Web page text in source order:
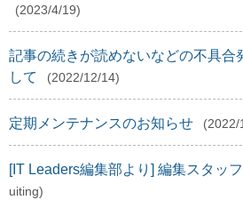
(2023/4/19)
記事の続きが読めないなどの不具合
して
(2022/12/14)
定期メンテナンスのお知らせ (2022/
[IT Leaders編集部より] 編集スタッ
uiting)